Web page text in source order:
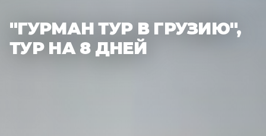
"ГУРМАН ТУР В ГРУЗИЮ",
ТУР НА 8 ДНЕЙ